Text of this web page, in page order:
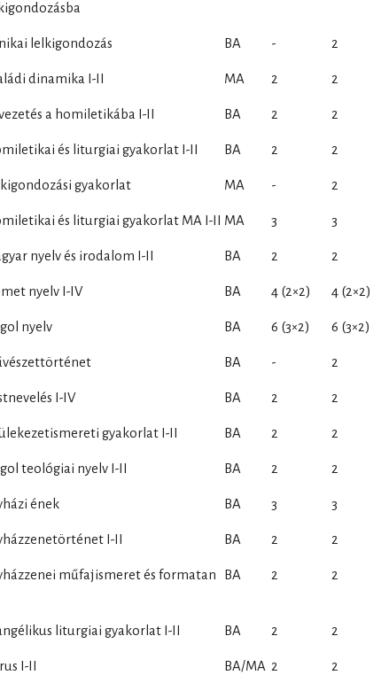
lelkigondozás BA - 2
dinamika I-II MA 2 2
a homiletikába I-II BA 2 2
és liturgiai gyakorlat I-II BA 2 2
gyakorlat MA - 2
és liturgiai gyakorlat MA I-II MA 3 3
nyelv és irodalom I-II BA 2 2
nyelv I-IV BA 4 (2×2) 4 (2×2)
nyelv BA 6 (3×2) 6 (3×2)
BA - 2
I-IV BA 2 2
gyakorlat I-II BA 2 2
teológiai nyelv I-II BA 2 2
ének BA 3 3
I-II BA 2 2
műfajismeret és formatan
BA 2 2
liturgiai gyakorlat I-II BA 2 2
I-II BA/MA 2 2